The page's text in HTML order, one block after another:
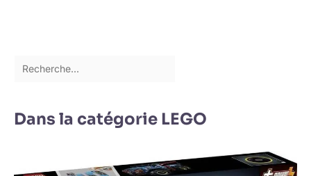
Dans la catégorie LEGO